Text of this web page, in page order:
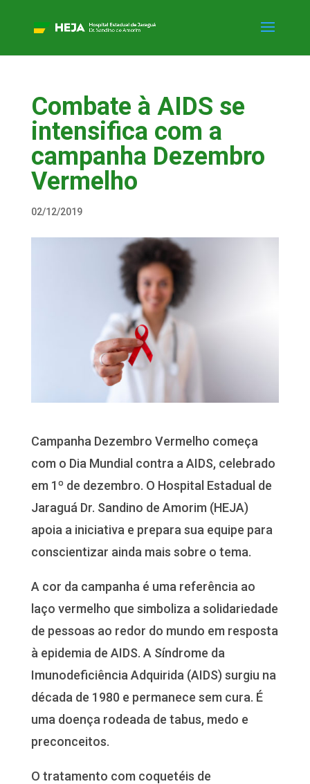
Combate à AIDS se
intensifica com a
campanha Dezembro
Vermelho
02/12/2019
Campanha Dezembro Vermelho começa
com o Dia Mundial contra a AIDS, celebrado
em 1º de dezembro. O Hospital Estadual de
Jaraguá Dr. Sandino de Amorim (HEJA)
apoia a iniciativa e prepara sua equipe para
conscientizar ainda mais sobre o tema.
A cor da campanha é uma referência ao
laço vermelho que simboliza a solidariedade
de pessoas ao redor do mundo em resposta
à epidemia de AIDS. A Síndrome da
Imunodeficiência Adquirida (AIDS) surgiu na
década de 1980 e permanece sem cura. É
uma doença rodeada de tabus, medo e
preconceitos.
O tratamento com coquetéis de